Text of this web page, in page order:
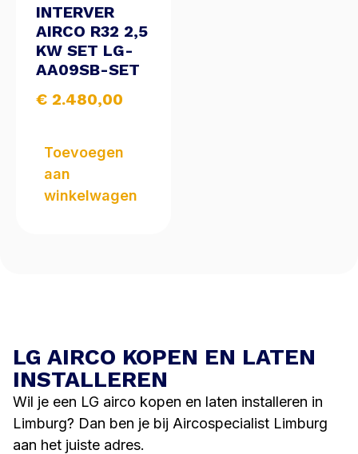
INTERVER
AIRCO R32 2,5
KW SET LG-
AA09SB-SET
€ 2.480,00
Toevoegen
aan
winkelwagen
LG AIRCO KOPEN EN LATEN
INSTALLEREN
Wil je een LG airco kopen en laten installeren in
Limburg? Dan ben je bij Aircospecialist Limburg
aan het juiste adres.